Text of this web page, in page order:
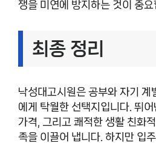
쟁을 미연에 방지하는 것이 중요
최종 정리
낙성대고시원은 공부와 자기 계
에게 탁월한 선택지입니다. 뛰
가격, 그리고 쾌적한 생활 친화
족을 이끌어 냅니다. 하지만 입